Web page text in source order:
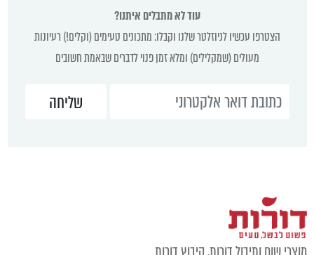
עוד לא מתבלים איתנו?
הצטרפו עכשיו לניוזלטר שלנו וקבלו: מתכונים טעימים (וקלים!) רעיונות
מעולים (שמקלילים) ומלא זמן פנוי לדברים שבאמת חשובים